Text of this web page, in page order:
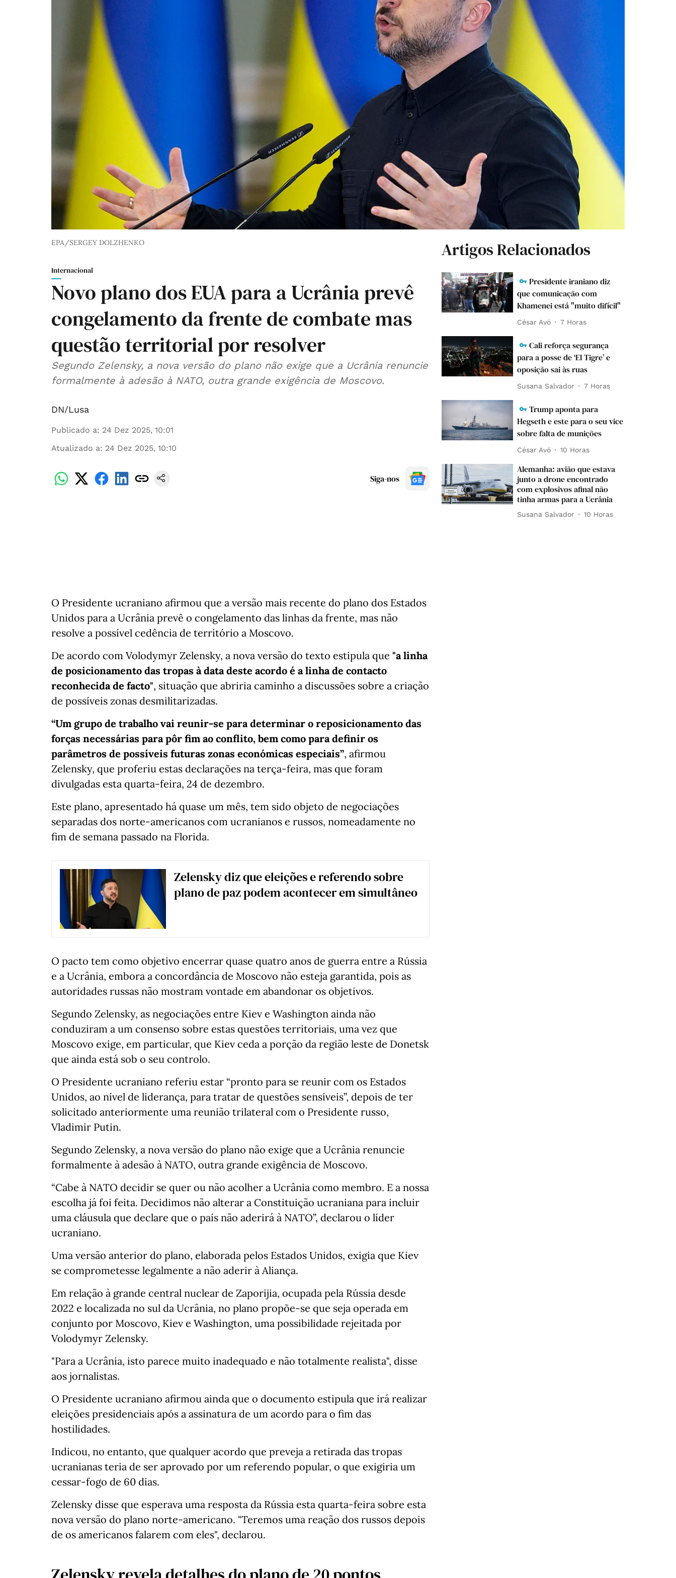
EPA/SERGEY DOLZHENKO
Internacional
Novo plano dos EUA para a Ucrânia prevê
congelamento da frente de combate mas
questão territorial por resolver
Segundo Zelensky, a nova versão do plano não exige que a Ucrânia renuncie
formalmente à adesão à NATO, outra grande exigência de Moscovo.
DN/Lusa
Publicado a: 24 Dez 2025, 10:01
Atualizado a: 24 Dez 2025, 10:10
Siga-nos
O Presidente ucraniano afirmou que a versão mais recente do plano dos Estados
Unidos para a Ucrânia prevê o congelamento das linhas da frente, mas não
resolve a possível cedência de território a Moscovo.
De acordo com Volodymyr Zelensky, a nova versão do texto estipula que "a linha
de posicionamento das tropas à data deste acordo é a linha de contacto
reconhecida de facto", situação que abriria caminho a discussões sobre a criação
de possíveis zonas desmilitarizadas.
“Um grupo de trabalho vai reunir-se para determinar o reposicionamento das
forças necessárias para pôr fim ao conflito, bem como para definir os
parâmetros de possíveis futuras zonas económicas especiais”, afirmou
Zelensky, que proferiu estas declarações na terça-feira, mas que foram
divulgadas esta quarta-feira, 24 de dezembro.
Este plano, apresentado há quase um mês, tem sido objeto de negociações
separadas dos norte-americanos com ucranianos e russos, nomeadamente no
fim de semana passado na Florida.
Zelensky diz que eleições e referendo sobre
plano de paz podem acontecer em simultâneo
O pacto tem como objetivo encerrar quase quatro anos de guerra entre a Rússia
e a Ucrânia, embora a concordância de Moscovo não esteja garantida, pois as
autoridades russas não mostram vontade em abandonar os objetivos.
Segundo Zelensky, as negociações entre Kiev e Washington ainda não
conduziram a um consenso sobre estas questões territoriais, uma vez que
Moscovo exige, em particular, que Kiev ceda a porção da região leste de Donetsk
que ainda está sob o seu controlo.
O Presidente ucraniano referiu estar “pronto para se reunir com os Estados
Unidos, ao nível de liderança, para tratar de questões sensíveis”, depois de ter
solicitado anteriormente uma reunião trilateral com o Presidente russo,
Vladimir Putin.
Segundo Zelensky, a nova versão do plano não exige que a Ucrânia renuncie
formalmente à adesão à NATO, outra grande exigência de Moscovo.
“Cabe à NATO decidir se quer ou não acolher a Ucrânia como membro. E a nossa
escolha já foi feita. Decidimos não alterar a Constituição ucraniana para incluir
uma cláusula que declare que o país não aderirá à NATO”, declarou o líder
ucraniano.
Uma versão anterior do plano, elaborada pelos Estados Unidos, exigia que Kiev
se comprometesse legalmente a não aderir à Aliança.
Em relação à grande central nuclear de Zaporijia, ocupada pela Rússia desde
2022 e localizada no sul da Ucrânia, no plano propõe-se que seja operada em
conjunto por Moscovo, Kiev e Washington, uma possibilidade rejeitada por
Volodymyr Zelensky.
"Para a Ucrânia, isto parece muito inadequado e não totalmente realista", disse
aos jornalistas.
O Presidente ucraniano afirmou ainda que o documento estipula que irá realizar
eleições presidenciais após a assinatura de um acordo para o fim das
hostilidades.
Indicou, no entanto, que qualquer acordo que preveja a retirada das tropas
ucranianas teria de ser aprovado por um referendo popular, o que exigiria um
cessar-fogo de 60 dias.
Zelensky disse que esperava uma resposta da Rússia esta quarta-feira sobre esta
nova versão do plano norte-americano. "Teremos uma reação dos russos depois
de os americanos falarem com eles", declarou.
Artigos Relacionados
Presidente iraniano diz
que comunicação com
Khamenei está "muito difícil"
César Avó 7 Horas
Cali reforça segurança
para a posse de ‘El Tigre’ e
oposição sai às ruas
Susana Salvador 7 Horas
Trump aponta para
Hegseth e este para o seu vice
sobre falta de munições
César Avó 10 Horas
Alemanha: avião que estava
junto a drone encontrado
com explosivos afinal não
tinha armas para a Ucrânia
Susana Salvador 10 Horas